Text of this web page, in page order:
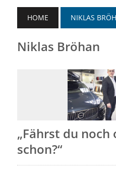
HOME NIKLAS
Niklas Bröhan
„Fährst du
schon?“